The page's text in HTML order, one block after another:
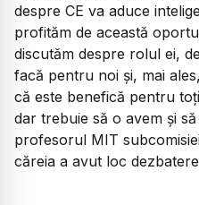
despre CE va aduce
profităm de această
discutăm despre rolul ei,
facă pentru noi și, mai
că este benefică pentru
dar trebuie să o avem și
profesorul MIT
căreia a avut loc